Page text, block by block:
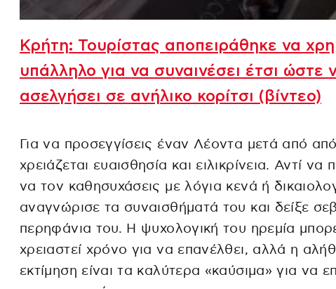
Κρήτη: Τουρίστας αποπειράθηκε να
υπάλληλο για να συναινέσει έτσι ώστε
ασελγήσει σε ανήλικο κορίτσι (βίντεο)
Για να προσεγγίσεις έναν Λέοντα μετά από
χρειάζεται ευαισθησία και ειλικρίνεια. Αντί να
να τον καθησυχάσεις με λόγια κενά ή
αναγνώρισε τα συναισθήματά του και δείξε
περηφάνια του. Η ψυχολογική του ηρεμία
χρειαστεί χρόνο για να επανέλθει, αλλά η
εκτίμηση είναι τα καλύτερα «καύσιμα» για να